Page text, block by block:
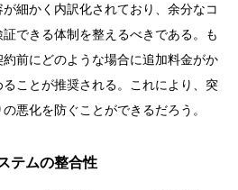
細かく内訳化されており、余分なコ
できる体制を整えるべきである。も
前にどのような場合に追加料金がか
ことが推奨される。これにより、突
悪化を防ぐことができるだろう。
テムの整合性